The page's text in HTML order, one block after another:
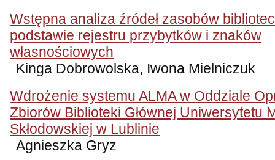
Wstępna analiza źródeł zasobów
podstawie rejestru przybytków i znaków
własnościowych
Kinga Dobrowolska, Iwona Mielniczuk
Wdrożenie systemu ALMA w Oddziale
Zbiorów Biblioteki Głównej Uniwersytetu
Skłodowskiej w Lublinie
Agnieszka Gryz